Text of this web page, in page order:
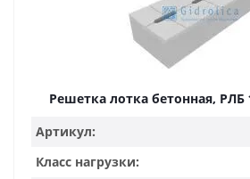
Решетка лотка бетонная, РЛБ
Артикул:
Класс нагрузки: